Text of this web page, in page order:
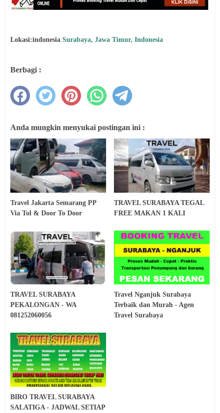
Lokasi:indonesia Surabaya, Jawa Timur, Indonesia
Berbagi :
Anda mungkin menyukai postingan ini :
Travel Jakarta Semarang PP
Via Tol & Door To Door
TRAVEL SURABAYA TEGAL
FREE MAKAN 1 KALI
TRAVEL SURABAYA
PEKALONGAN - WA
081252060056
Travel Nganjuk Surabaya
Terbaik dan Murah - Agen
Travel Surabaya
BIRO TRAVEL SURABAYA
SALATIGA - JADWAL SETIAP